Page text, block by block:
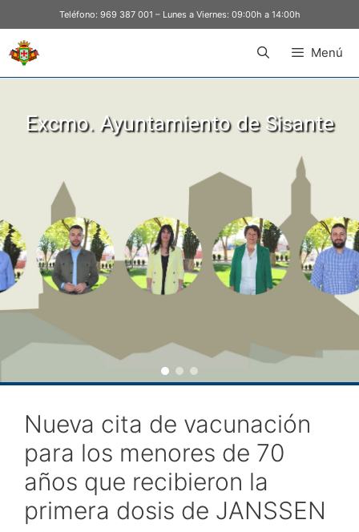
Teléfono: 969 387 001 – Lunes a Viernes: 09:00h a 14:00h
Menú
Excmo. Ayuntamiento de Sisante
Nueva cita de vacunación
para los menores de 70
años que recibieron la
primera dosis de JANSSEN